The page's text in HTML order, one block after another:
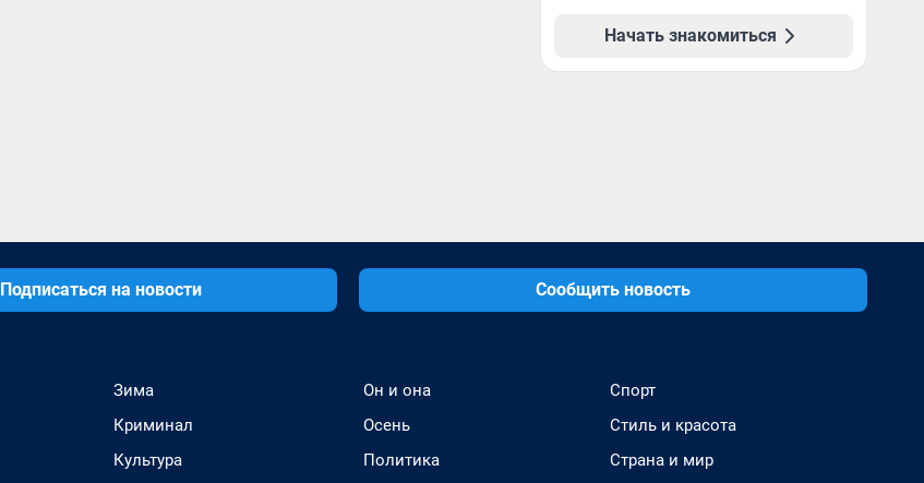
Начать знакомиться
Подписаться на новости Сообщить новость
Зима
Криминал
Культура
Он и она
Осень
Политика
Спорт
Стиль и красота
Страна и мир